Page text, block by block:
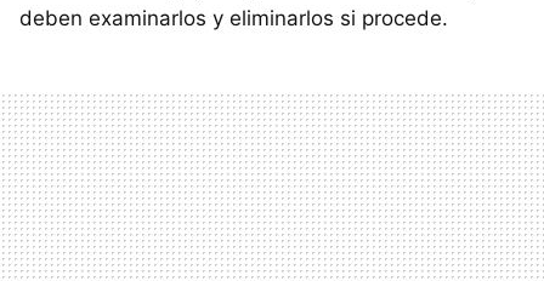
deben examinarlos y eliminarlos si procede.